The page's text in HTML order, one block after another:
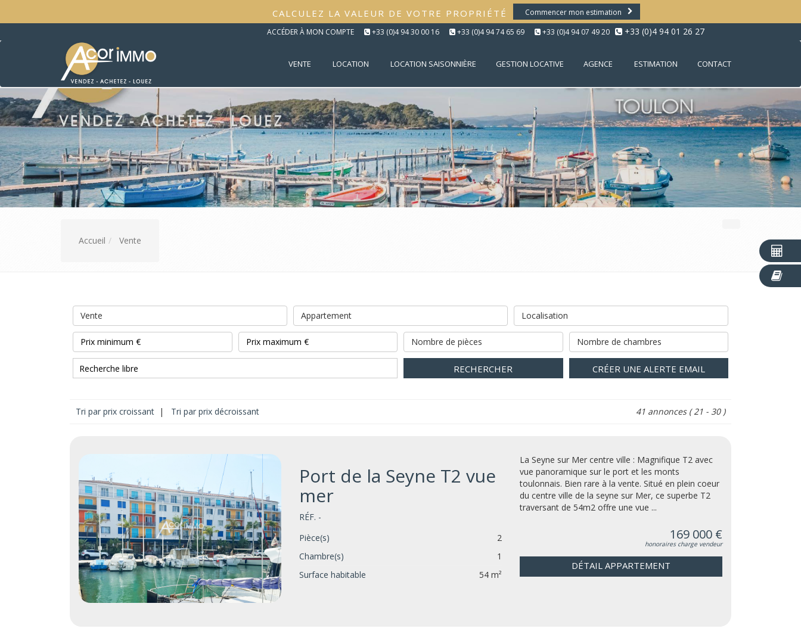
CALCULEZ LA VALEUR DE VOTRE PROPRIÉTÉ
Commencer mon estimation
ACCÉDER À MON COMPTE
+33 (0)4 94 30 00 16 +33 (0)4 94 74 65 69 +33 (0)4 94 07 49 20 +33 (0)4 94 01 26 27
VENTE LOCATION LOCATION SAISONNIÈRE GESTION LOCATIVE AGENCE ESTIMATION CONTACT
Accueil Vente
Vente Appartement Localisation
Nombre de pièces Nombre de chambres
RECHERCHER CRÉER UNE ALERTE EMAIL
Tri par prix croissant | Tri par prix décroissant 41 annonces ( 21 - 30 )
Port de la Seyne T2 vue
mer
RÉF. -
Pièce(s)
2
Chambre(s)
1
Surface habitable
54 m²
La Seyne sur Mer centre ville : Magnifique T2 avec
vue panoramique sur le port et les monts
toulonnais. Bien rare à la vente. Situé en plein coeur
du centre ville de la seyne sur Mer, ce superbe T2
traversant de 54m2 offre une vue ...
169 000 €
honoraires charge vendeur
DÉTAIL APPARTEMENT